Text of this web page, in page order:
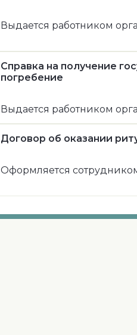
Выдается работником
Справка на получение
погребение
Выдается работником
Договор об оказании
Оформляется